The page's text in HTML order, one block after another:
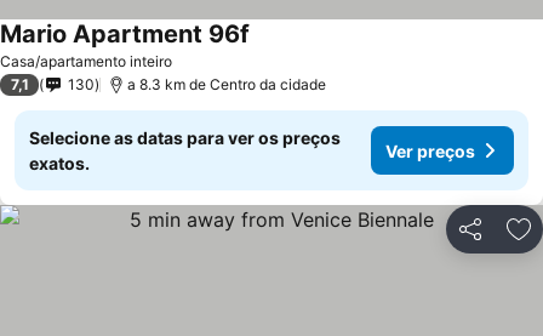
Casa/apartamento inteiro
Mario Apartment 96f
7,1 130 a 8.3 km de Centro da cidade
Selecione as datas para ver os preços
exatos.
Ver preços
Partilhar